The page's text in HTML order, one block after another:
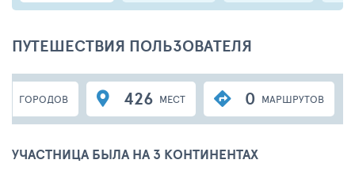
ПУТЕШЕСТВИЯ ПОЛЬЗОВАТЕЛЯ
ГОРОДОВ 426 МЕСТ 0 МАРШРУТОВ
УЧАСТНИЦА БЫЛА НА 3 КОНТИНЕНТАХ